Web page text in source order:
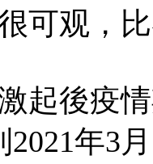
可观，
起後疫
2021年3